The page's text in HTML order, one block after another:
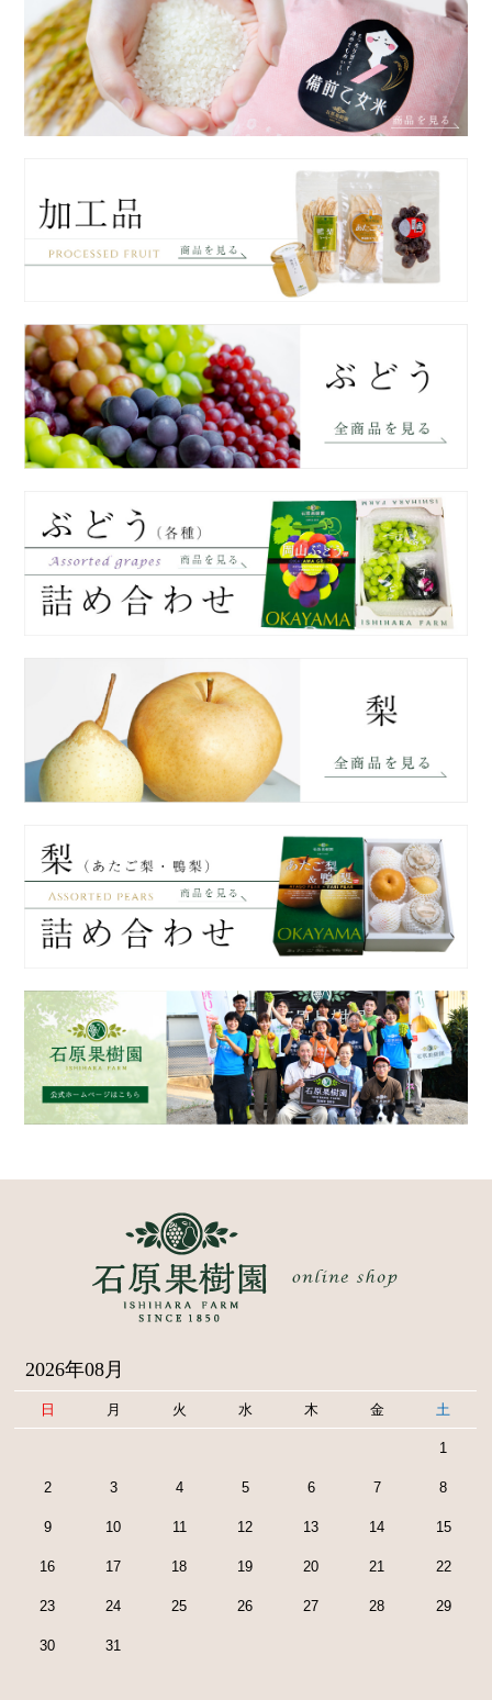
2026年08月
日 月 火 水 木 金 土
1
2 3 4 5 6 7 8
9 10 11 12 13 14 15
16 17 18 19 20 21 22
23 24 25 26 27 28 29
30 31